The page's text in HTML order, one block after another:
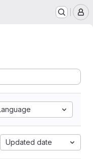
Updated date